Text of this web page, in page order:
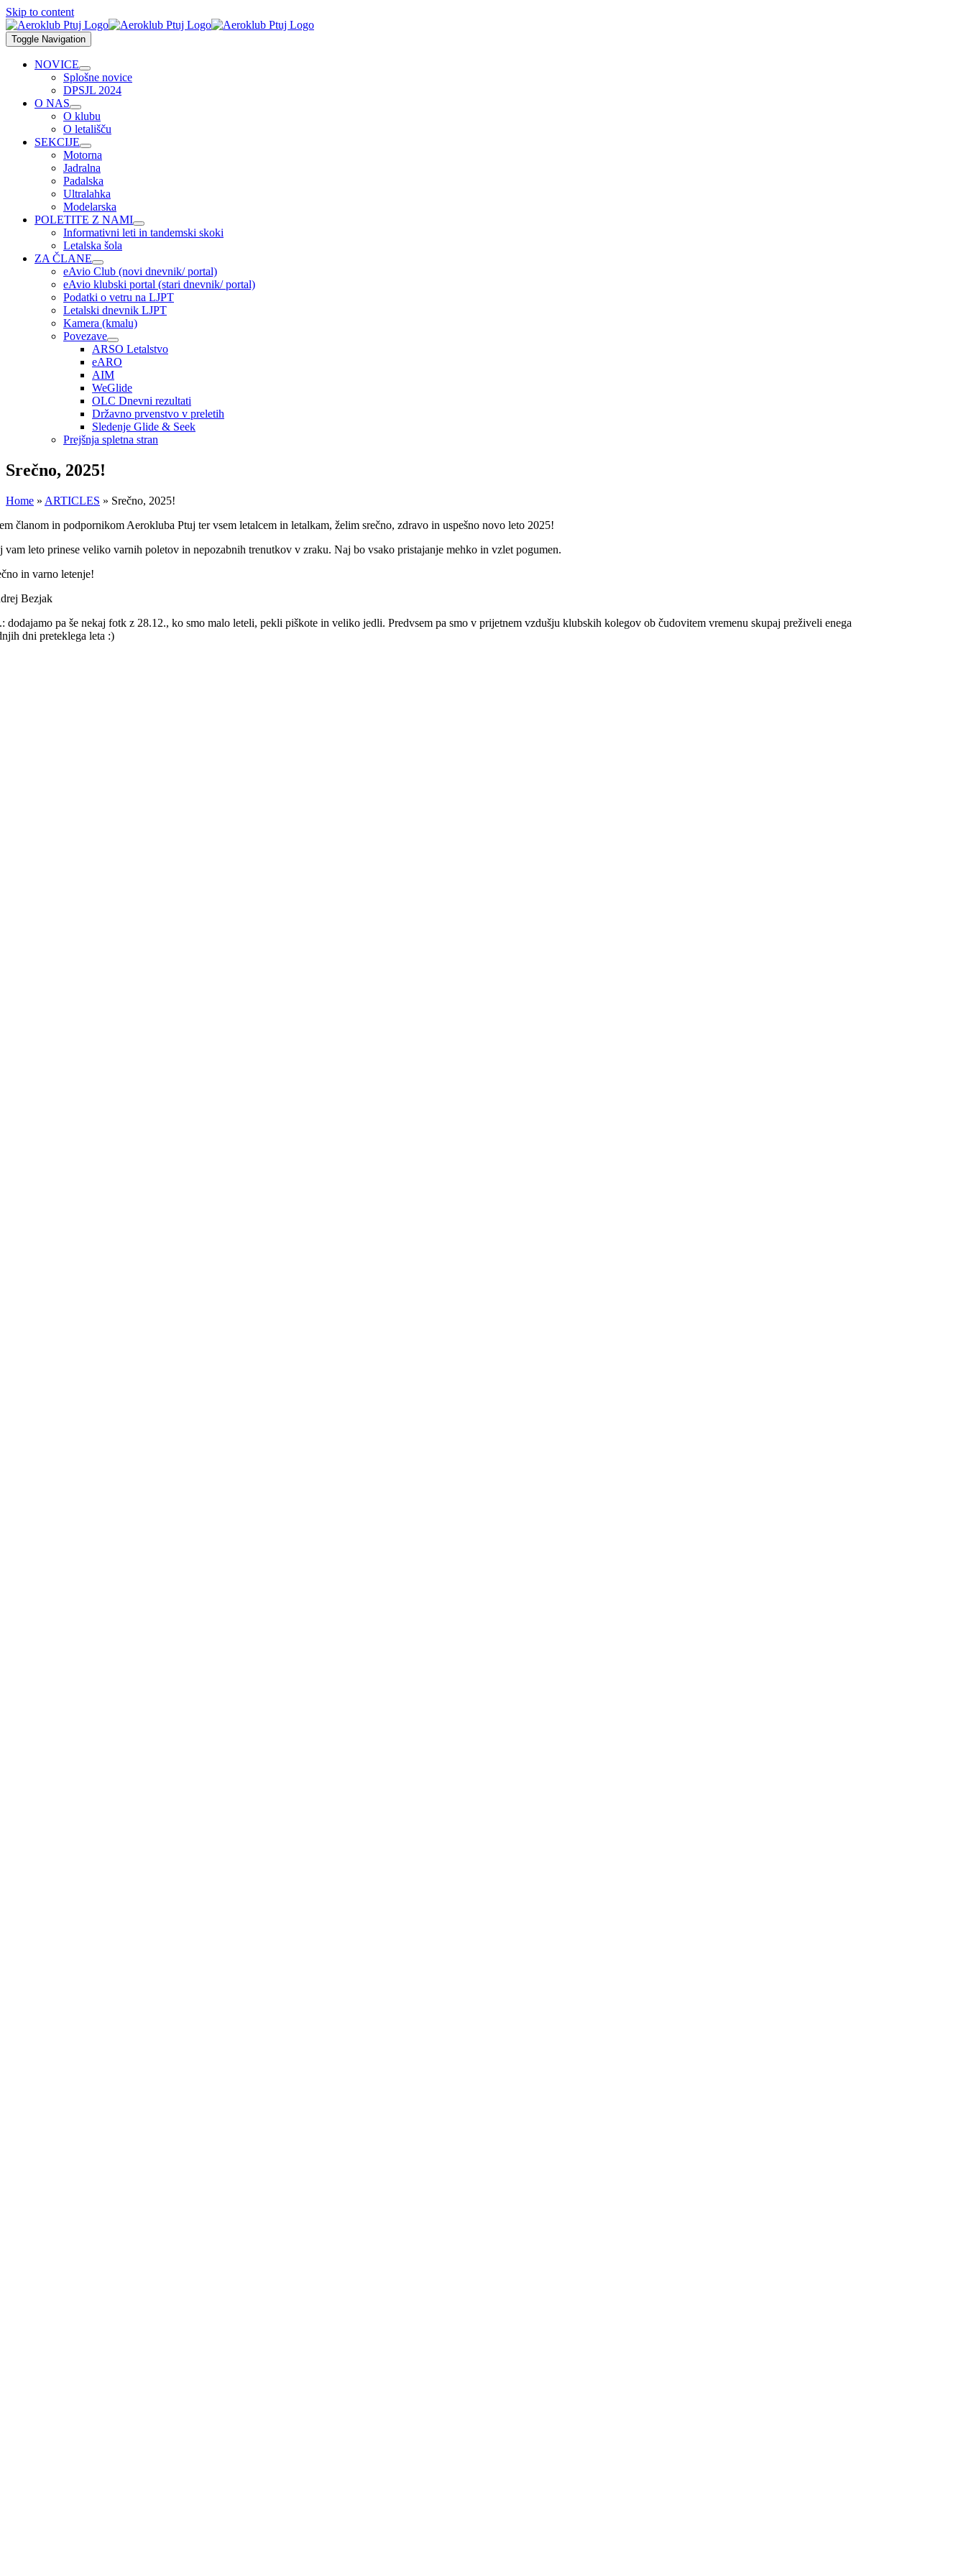
Skip to content
Toggle Navigation
NOVICE
Splošne novice
DPSJL 2024
O NAS
O klubu
O letališču
SEKCIJE
Motorna
Jadralna
Padalska
Ultralahka
Modelarska
POLETITE Z NAMI
Informativni leti in tandemski skoki
Letalska šola
ZA ČLANE
eAvio Club (novi dnevnik/ portal)
eAvio klubski portal (stari dnevnik/ portal)
Podatki o vetru na LJPT
Letalski dnevnik LJPT
Kamera (kmalu)
Povezave
ARSO Letalstvo
eARO
AIM
WeGlide
OLC Dnevni rezultati
Državno prvenstvo v preletih
Sledenje Glide & Seek
Prejšnja spletna stran
Srečno, 2025!
Home » ARTICLES » Srečno, 2025!
članom in podpornikom Aerokluba Ptuj ter vsem letalcem in letalkam, želim srečno, zdravo in uspešno novo leto 2025!
vam leto prinese veliko varnih poletov in nepozabnih trenutkov v zraku. Naj bo vsako pristajanje mehko in vzlet pogumen.
in varno letenje!
Bezjak
dodajamo pa še nekaj fotk z 28.12., ko smo malo leteli, pekli piškote in veliko jedli. Predvsem pa smo v prijetnem vzdušju klubskih kolegov ob čudovitem vremenu skupaj preživeli enega
dni preteklega leta :)